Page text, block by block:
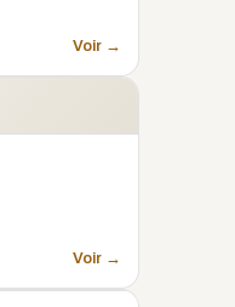
Voir →
Voir →